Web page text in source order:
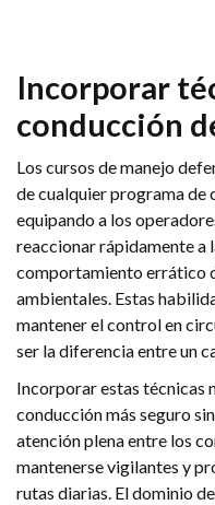
Incorporar
conducción
Los cursos de manejo
de cualquier programa de
equipando a los
reaccionar rápidamente a
comportamiento errático
ambientales. Estas
mantener el control en
ser la diferencia entre un
Incorporar estas técnicas
conducción más seguro
atención plena entre los
mantenerse vigilantes y
rutas diarias. El dominio